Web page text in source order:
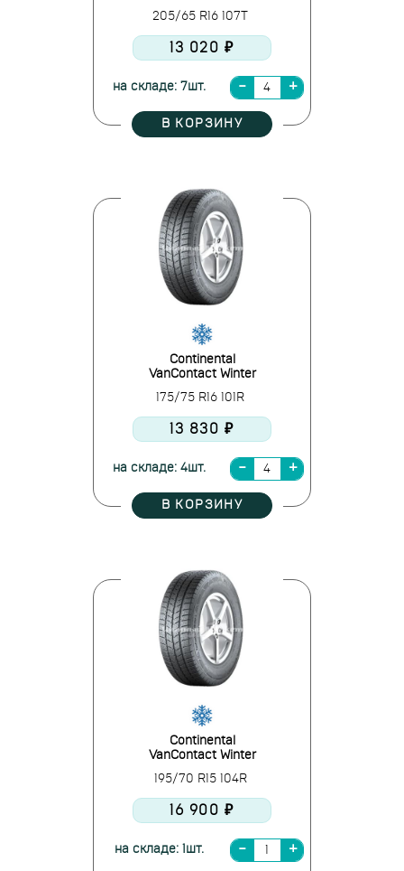
205/65 R16 107T
13 020 ₽
на складе: 7шт.
В КОРЗИНУ
Continental
VanContact Winter
175/75 R16 101R
13 830 ₽
на складе: 4шт.
В КОРЗИНУ
Continental
VanContact Winter
195/70 R15 104R
16 900 ₽
на складе: 1шт.